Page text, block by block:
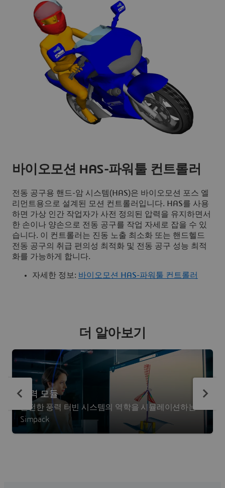
바이오모션 HAS-파워툴 컨트롤러
전동 공구용 핸드-암 시스템(HAS)은 바이오모션 포스 엘
리먼트용으로 설계된 모션 컨트롤러입니다. HAS를 사용
하면 가상 인간 작업자가 사전 정의된 압력을 유지하면서
한 손이나 양손으로 전동 공구를 작업 자세로 잡을 수 있
습니다. 이 컨트롤러는 진동 노출 최소화 또는 핸드헬드
전동 공구의 취급 편의성 최적화 및 전동 공구 성능 최적
화를 가능하게 합니다.
자세한 정보: 바이오모션 HAS-파워툴 컨트롤러
더 알아보기
풍력 모듈
완전한 풍력 터빈 시스템의 역학을 시뮬레이션하는
Simpack